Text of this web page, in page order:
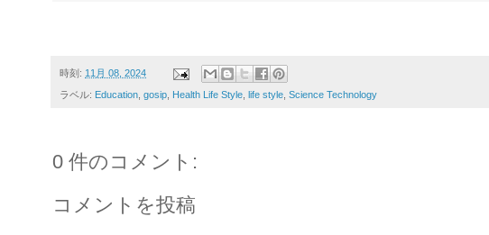
時刻: 11月 08, 2024
ラベル: Education gosip Health Life Style life style Science Technology
0 件のコメント:
コメントを投稿